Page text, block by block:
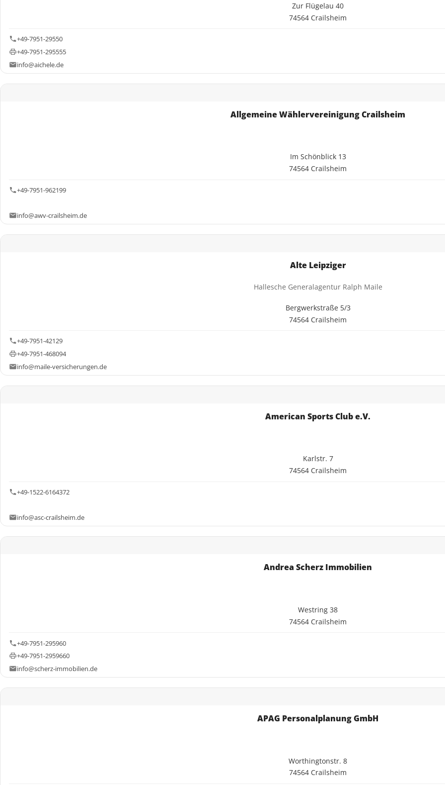
Zur Flügelau 40
74564 Crailsheim
+49-7951-29550
+49-7951-295555
info@aichele.de
Allgemeine Wählervereinigung Crailsheim
Im Schönblick 13
74564 Crailsheim
+49-7951-962199
info@awv-crailsheim.de
Alte Leipziger
Hallesche Generalagentur Ralph Maile
Bergwerkstraße 5/3
74564 Crailsheim
+49-7951-42129
+49-7951-468094
info@maile-versicherungen.de
American Sports Club e.V.
Karlstr. 7
74564 Crailsheim
+49-1522-6164372
info@asc-crailsheim.de
Andrea Scherz Immobilien
Westring 38
74564 Crailsheim
+49-7951-295960
+49-7951-2959660
info@scherz-immobilien.de
APAG Personalplanung GmbH
Worthingtonstr. 8
74564 Crailsheim